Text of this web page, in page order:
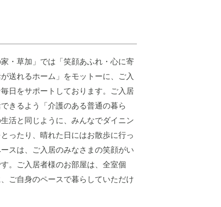
・草加」では「笑顔あふれ・心に寄
送れるホーム」をモットーに、ご入
日をサポートしております。ご入居
きるよう「介護のある普通の暮ら
活と同じように、みんなでダイニン
ったり、晴れた日にはお散歩に行っ
スは、ご入居のみなさまの笑顔がい
。ご入居者様のお部屋は、全室個
ご自身のペースで暮らしていただけ